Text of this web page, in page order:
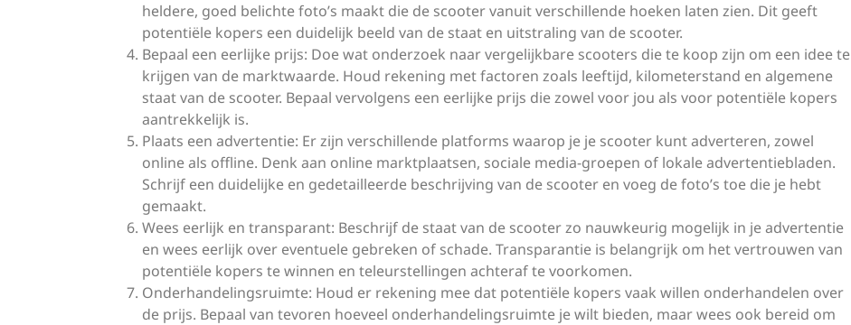
heldere, goed belichte foto’s maakt die de scooter vanuit verschillende hoeken laten zien. Dit geeft
potentiële kopers een duidelijk beeld van de staat en uitstraling van de scooter.
Bepaal een eerlijke prijs: Doe wat onderzoek naar vergelijkbare scooters die te koop zijn om een idee te
krijgen van de marktwaarde. Houd rekening met factoren zoals leeftijd, kilometerstand en algemene
staat van de scooter. Bepaal vervolgens een eerlijke prijs die zowel voor jou als voor potentiële kopers
aantrekkelijk is.
Plaats een advertentie: Er zijn verschillende platforms waarop je je scooter kunt adverteren, zowel
online als offline. Denk aan online marktplaatsen, sociale media-groepen of lokale advertentiebladen.
Schrijf een duidelijke en gedetailleerde beschrijving van de scooter en voeg de foto’s toe die je hebt
gemaakt.
Wees eerlijk en transparant: Beschrijf de staat van de scooter zo nauwkeurig mogelijk in je advertentie
en wees eerlijk over eventuele gebreken of schade. Transparantie is belangrijk om het vertrouwen van
potentiële kopers te winnen en teleurstellingen achteraf te voorkomen.
Onderhandelingsruimte: Houd er rekening mee dat potentiële kopers vaak willen onderhandelen over
de prijs. Bepaal van tevoren hoeveel onderhandelingsruimte je wilt bieden, maar wees ook bereid om